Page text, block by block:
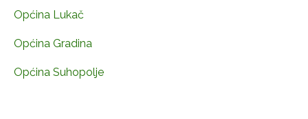
Općina Lukač
Općina Gradina
Općina Suhopolje